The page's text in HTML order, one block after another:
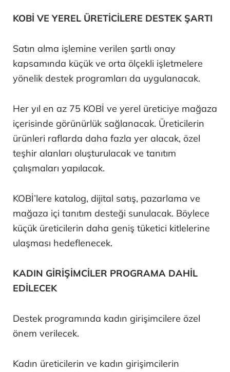
KOBİ VE YEREL ÜRETİCİLERE DESTEK ŞARTI
Satın alma işlemine verilen şartlı onay
kapsamında küçük ve orta ölçekli işletmelere
yönelik destek programları da uygulanacak.
Her yıl en az 75 KOBİ ve yerel üreticiye mağaza
içerisinde görünürlük sağlanacak. Üreticilerin
ürünleri raflarda daha fazla yer alacak, özel
teşhir alanları oluşturulacak ve tanıtım
çalışmaları yapılacak.
KOBİ’lere katalog, dijital satış, pazarlama ve
mağaza içi tanıtım desteği sunulacak. Böylece
küçük üreticilerin daha geniş tüketici kitlelerine
ulaşması hedeflenecek.
KADIN GİRİŞİMCİLER PROGRAMA DAHİL
EDİLECEK
Destek programında kadın girişimcilere özel
önem verilecek.
Kadın üreticilerin ve kadın girişimcilerin